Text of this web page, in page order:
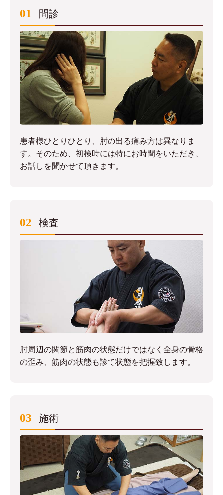
01 問診
患者様ひとりひとり、肘の出る痛み方は異なりま
す。そのため、初検時には特にお時間をいただき、
お話しを聞かせて頂きます。
02 検査
肘周辺の関節と筋肉の状態だけではなく全身の骨格
の歪み、筋肉の状態も診て状態を把握致します。
03 施術